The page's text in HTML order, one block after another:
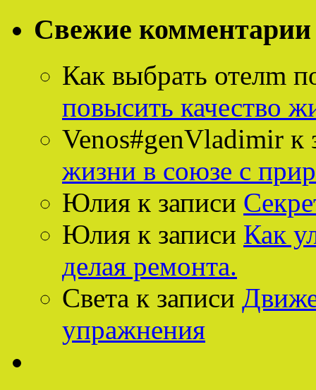
Свежие комментарии
Как выбрать отелm
повысить качество
Venos#genVladimir к
жизни в союзе с
Юлия к записи
Юлия к записи Как
делая ремонта.
Света к записи
упражнения